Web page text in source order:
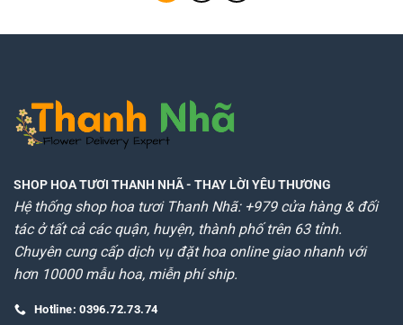
SHOP HOA TƯƠI THANH NHÃ- THAY LỜI YÊU THƯƠNG
Hệ thống shop hoa tươi Thanh Nhã: +979 cửa hàng & đối
tác ở tất cả các quận, huyện, thành phố trên 63 tỉnh.
Chuyên cung cấp dịch vụ đặt hoa online giao nhanh với
hơn 10000 mẫu hoa, miễn phí ship.
Hotline: 0396.72.73.74